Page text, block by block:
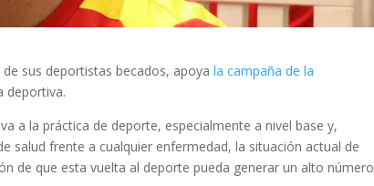
sus deportistas becados, apoyala campaña de la
deportiva.
a la práctica de deporte, especialmente a nivel base y,
salud frente a cualquier enfermedad, la situación actual de
de que esta vuelta al deporte pueda generar un alto número